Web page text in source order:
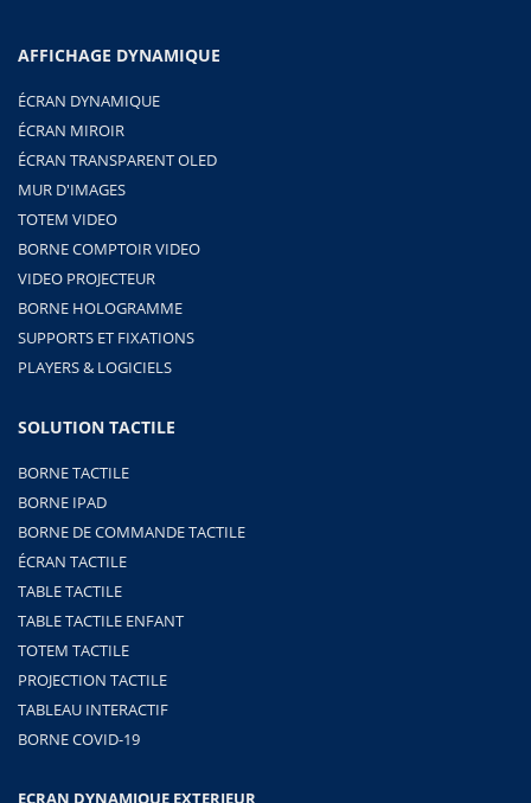
AFFICHAGE DYNAMIQUE
ÉCRAN DYNAMIQUE
ÉCRAN MIROIR
ÉCRAN TRANSPARENT OLED
MUR D'IMAGES
TOTEM VIDEO
BORNE COMPTOIR VIDEO
VIDEO PROJECTEUR
BORNE HOLOGRAMME
SUPPORTS ET FIXATIONS
PLAYERS & LOGICIELS
SOLUTION TACTILE
BORNE TACTILE
BORNE IPAD
BORNE DE COMMANDE TACTILE
ÉCRAN TACTILE
TABLE TACTILE
TABLE TACTILE ENFANT
TOTEM TACTILE
PROJECTION TACTILE
TABLEAU INTERACTIF
BORNE COVID-19
ECRAN DYNAMIQUE EXTERIEUR